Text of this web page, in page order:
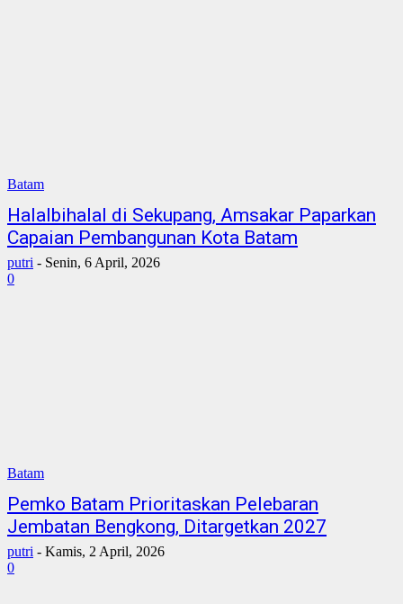
Batam
Halalbihalal di Sekupang, Amsakar Paparkan
Capaian Pembangunan Kota Batam
putri - Senin, 6 April, 2026
0
Batam
Pemko Batam Prioritaskan Pelebaran
Jembatan Bengkong, Ditargetkan 2027
putri - Kamis, 2 April, 2026
0